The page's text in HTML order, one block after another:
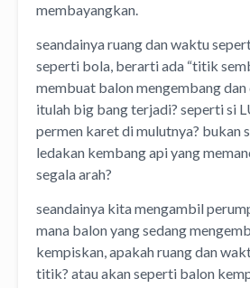
membayangkan.
seandainya ruang dan waktu
seperti bola, berarti ada “titik
membuat balon mengembang
itulah big bang terjadi? seperti si
permen karet di mulutnya? bukan
ledakan kembang api yang
segala arah?
seandainya kita mengambil
mana balon yang sedang
kempiskan, apakah ruang dan
titik? atau akan seperti balon